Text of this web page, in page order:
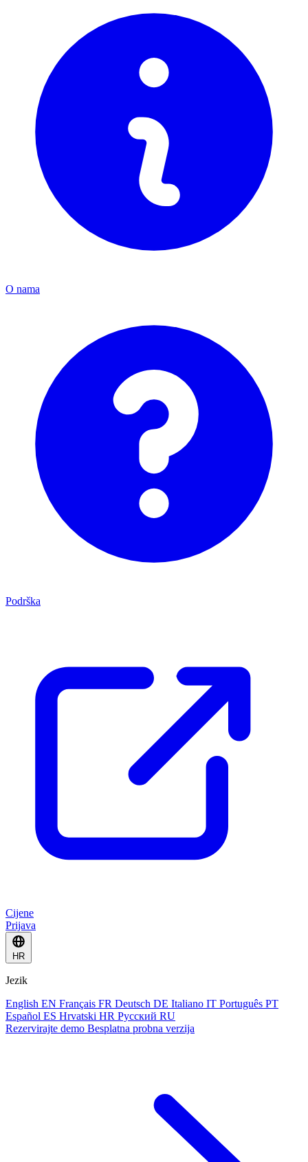
O nama
Podrška
Cijene
Prijava
HR
Jezik
English EN Français FR Deutsch DE Italiano IT Português PT
Español ES Hrvatski HR Русский RU
Rezervirajte demo Besplatna probna verzija